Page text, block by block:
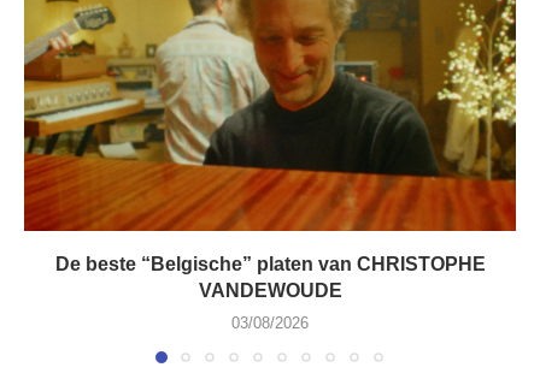
De beste “Belgische” platen van CHRISTOPHE
VANDEWOUDE
03/08/2026